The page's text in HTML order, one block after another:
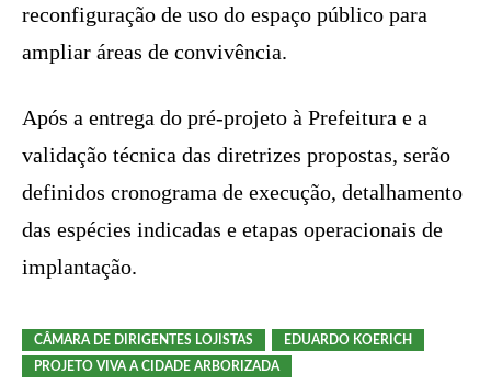
reconfiguração de uso do espaço público para
ampliar áreas de convivência.
Após a entrega do pré-projeto à Prefeitura e a
validação técnica das diretrizes propostas, serão
definidos cronograma de execução, detalhamento
das espécies indicadas e etapas operacionais de
implantação.
CÂMARA DE DIRIGENTES LOJISTAS
EDUARDO KOERICH
PROJETO VIVA A CIDADE ARBORIZADA